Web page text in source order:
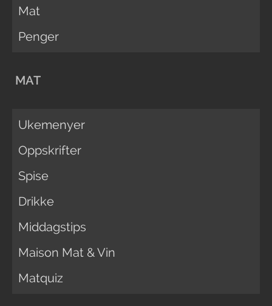
Mat
Penger
MAT
Ukemenyer
Oppskrifter
Spise
Drikke
Middagstips
Maison Mat & Vin
Matquiz